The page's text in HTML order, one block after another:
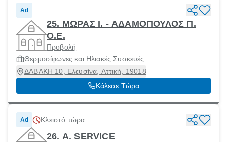
Ad
25. ΜΩΡΑΣ Ι. - ΑΔΑΜΟΠΟΥΛΟΣ Π.
Ο.Ε.
Προβολή
Θερμοσίφωνες και Ηλιακές Συσκευές
ΔΑΒΑΚΗ 10, Ελευσίνα, Αττική, 19018
Κάλεσε Τώρα
Ad Κλειστό τώρα
26. A. SERVICE